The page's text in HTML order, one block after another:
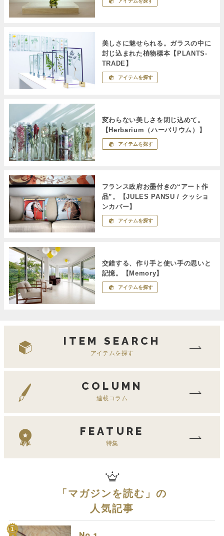
美しさに魅せられる。ガラスの中に
封じ込まれた植物標本【PLANTS-
TRADE】
アイテムを探す
変わらない美しさを閉じ込めて。
【Herbarium（ハーバリウム）】
アイテムを探す
フランス政府お墨付きの“アート作
品”。【JULES PANSU / クッショ
ンカバー】
アイテムを探す
交錯する、作り手と使い手の思いと
記憶。【Memory】
アイテムを探す
ITEM SEARCH
アイテムを探す
COLUMN
連載コラム
FEATURE
特集
「 マガジンを読む 」の
人気記事